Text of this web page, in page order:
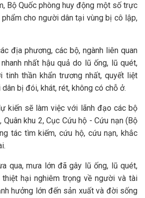
Bộ Quốc phòng huy động một số trực
cho người dân tại vùng bị cô lập,
địa phương, các bộ, ngành liên quan
nhất hậu quả do lũ ống, lũ quét,
thần khẩn trương nhất, quyết liệt
bị đói, khát, rét, không có chỗ ở.
kiến sẽ làm việc với lãnh đạo các bộ
Quân khu 2, Cục Cứu hộ - Cứu nạn (Bộ
tác tìm kiếm, cứu hộ, cứu nạn, khắc
qua, mưa lớn đã gây lũ ống, lũ quét,
hại nghiêm trọng về người và tài
hưởng lớn đến sản xuất và đời sống